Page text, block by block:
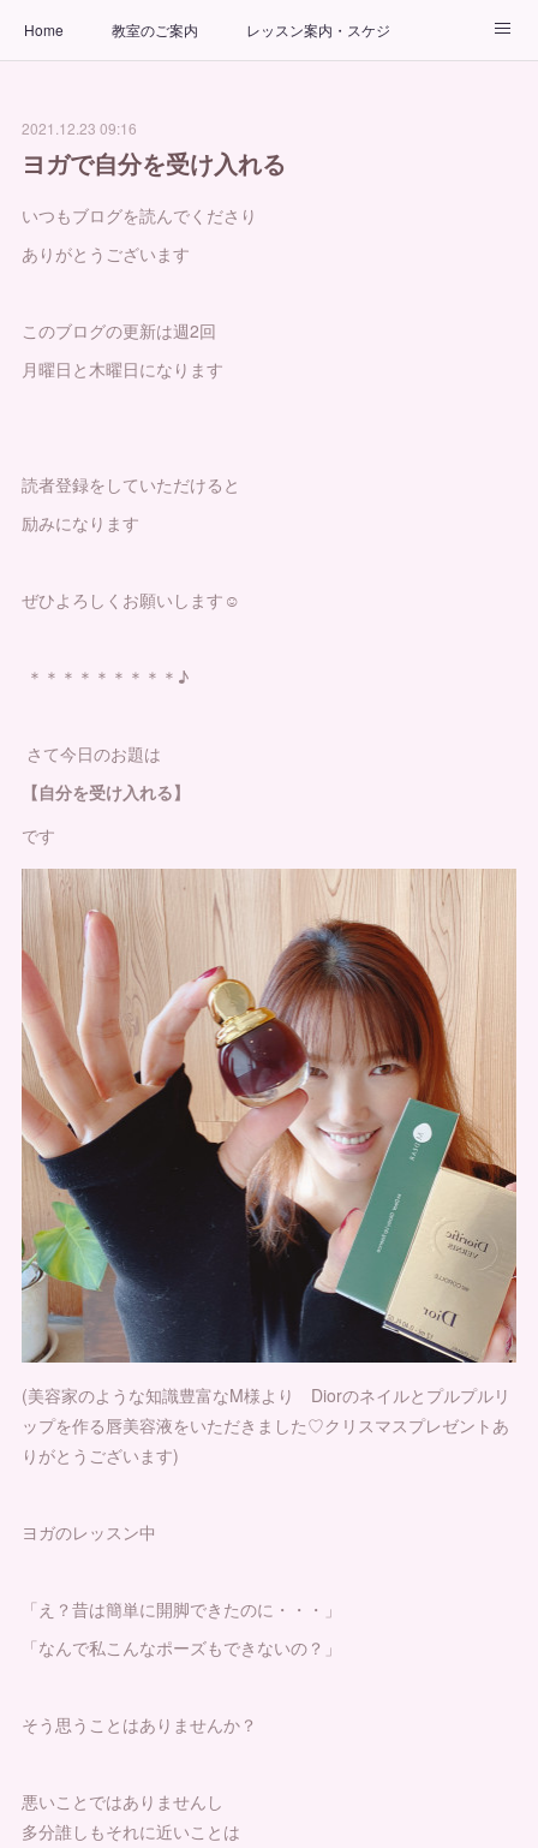
Home 教室のご案内 レッスン案内・スケジュール
出張ヨガ教室
2021.12.23 09:16
ヨガで自分を受け入れる
いつもブログを読んでくださり
ありがとうございます
このブログの更新は週2回
月曜日と木曜日になります
読者登録をしていただけると
励みになります
ぜひよろしくお願いします☺︎
＊＊＊＊＊＊＊＊＊♪
さて今日のお題は
【自分を受け入れる】
です
(美容家のような知識豊富なM様より Diorのネイルとプルプルリ
ップを作る唇美容液をいただきました♡クリスマスプレゼントあ
りがとうございます)
ヨガのレッスン中
「え？昔は簡単に開脚できたのに・・・」
「なんで私こんなポーズもできないの？」
そう思うことはありませんか？
悪いことではありませんし
多分誰しもそれに近いことは